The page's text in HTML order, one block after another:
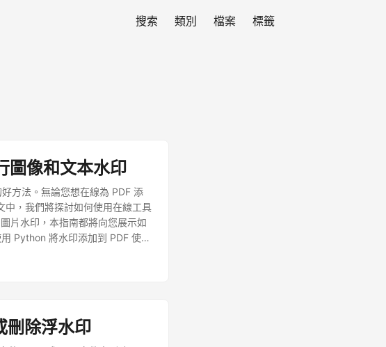
搜索 類別 檔案 標籤
圖像和文本水印
方法。無論您想在線為 PDF 添
，我們將探討如何使用在線工具
片水印，本指南都將向您展示如
Python 將水印添加到 PDF 使用
免費的在線 PowerPoint 工具，
語言，因此我們需要首先
包裝器。 SDK 可通過 PIP 和
刪除浮水印